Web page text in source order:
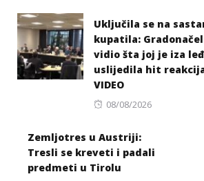
Uključila se na
kupatila:
vidio šta joj je iza
uslijedila hit
VIDEO
Posted
08/08/2026
Zemljotres u Austriji:
Tresli se kreveti i padali
predmeti u Tirolu